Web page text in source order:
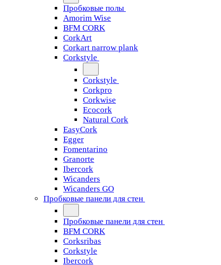
Пробковые полы
Amorim Wise
BFM CORK
CorkArt
Corkart narrow plank
Corkstyle
Corkstyle
Corkpro
Corkwise
Ecocork
Natural Cork
EasyCork
Egger
Fomentarino
Granorte
Ibercork
Wicanders
Wicanders GO
Пробковые панели для стен
Пробковые панели для стен
BFM CORK
Corksribas
Corkstyle
Ibercork